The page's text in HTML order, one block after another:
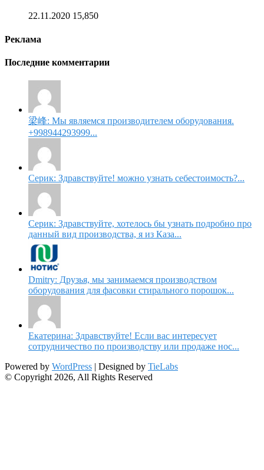
22.11.2020 15,850
Реклама
Последние комментарии
梁峰: Мы являемся производителем оборудования.
+998944293999...
Серик: Здравствуйте! можно узнать себестоимость?...
Серик: Здравствуйте, хотелось бы узнать подробно про
данный вид производства, я из Каза...
Dmitry: Друзья, мы занимаемся производством
оборудования для фасовки стирального порошок...
Екатерина: Здравствуйте! Если вас интересует
сотрудничество по производству или продаже нос...
Powered by WordPress | Designed by TieLabs
© Copyright 2026, All Rights Reserved